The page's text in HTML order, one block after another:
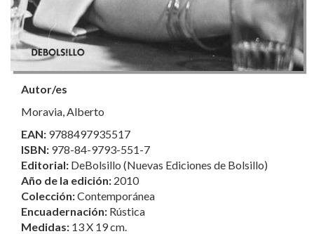
Autor/es
Moravia, Alberto
EAN: 9788497935517
ISBN: 978-84-9793-551-7
Editorial: DeBolsillo (Nuevas Ediciones de Bolsillo)
Año de la edición: 2010
Colección:Contemporánea
Encuadernación: Rústica
Medidas: 13 X 19 cm.